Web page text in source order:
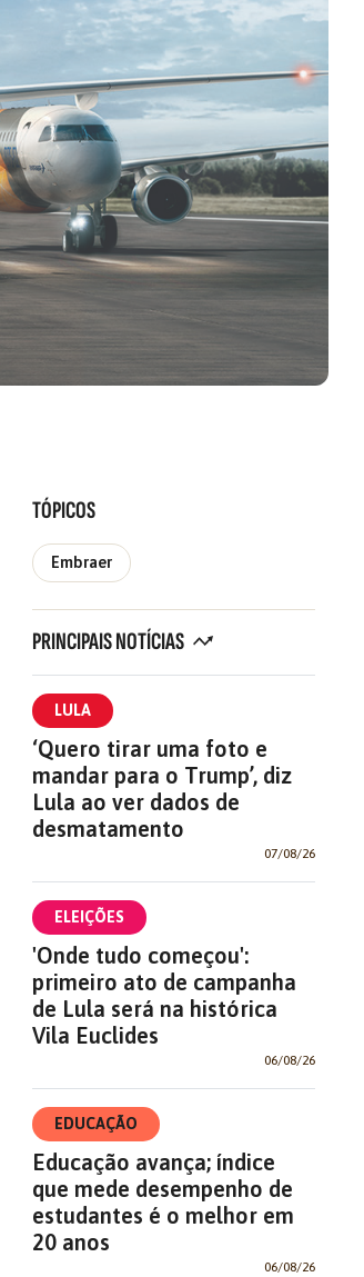
TÓPICOS
Embraer
PRINCIPAIS NOTÍCIAS
LULA
‘Quero tirar uma foto e
mandar para o Trump’, diz
Lula ao ver dados de
desmatamento
07/08/26
ELEIÇÕES
'Onde tudo começou':
primeiro ato de campanha
de Lula será na histórica
Vila Euclides
06/08/26
EDUCAÇÃO
Educação avança; índice
que mede desempenho de
estudantes é o melhor em
20 anos
06/08/26